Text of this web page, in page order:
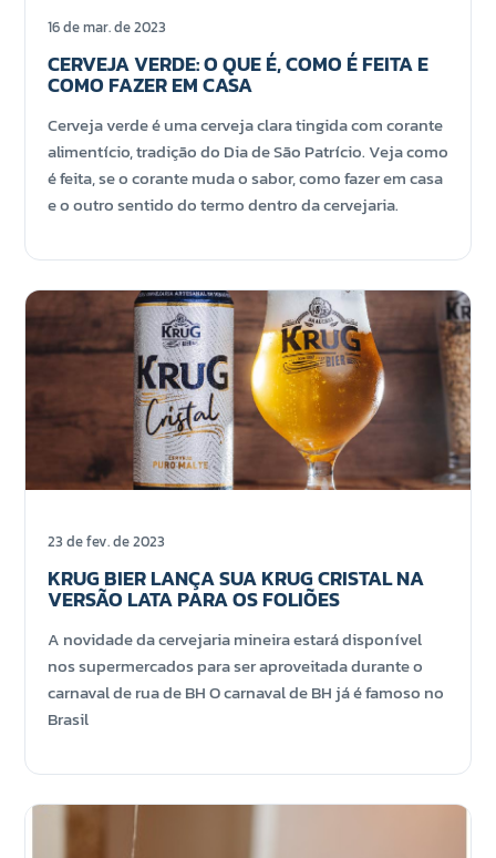
16 de mar. de 2023
CERVEJA VERDE: O QUE É, COMO É FEITA E
COMO FAZER EM CASA
Cerveja verde é uma cerveja clara tingida com corante
alimentício, tradição do Dia de São Patrício. Veja como
é feita, se o corante muda o sabor, como fazer em casa
e o outro sentido do termo dentro da cervejaria.
23 de fev. de 2023
KRUG BIER LANÇA SUA KRUG CRISTAL NA
VERSÃO LATA PARA OS FOLIÕES
A novidade da cervejaria mineira estará disponível
nos supermercados para ser aproveitada durante o
carnaval de rua de BH O carnaval de BH já é famoso no
Brasil